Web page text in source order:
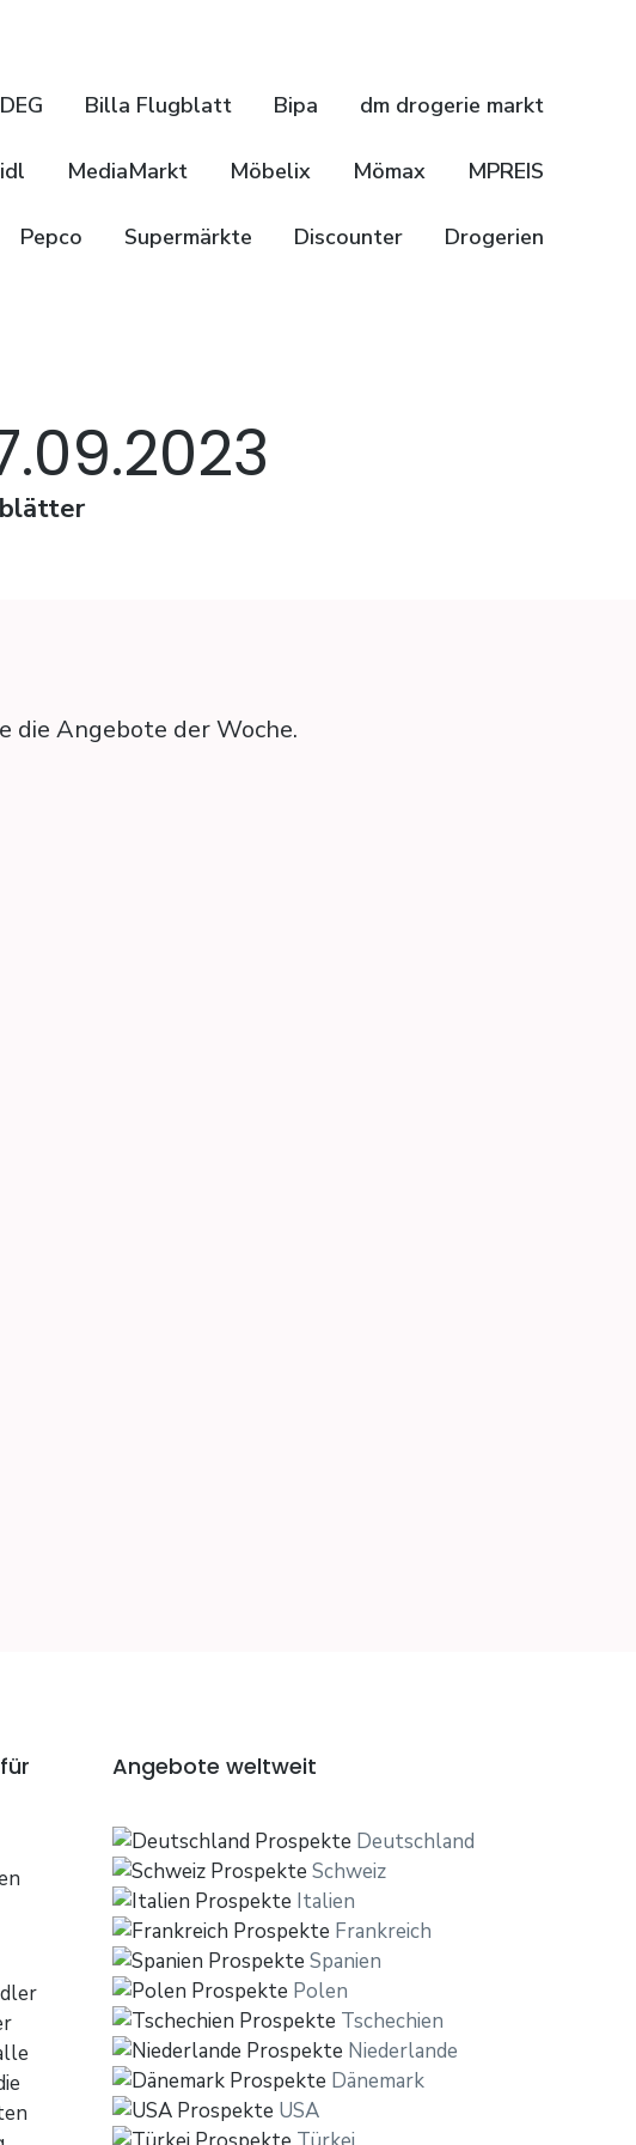
Billa Flugblatt Bipa dm drogerie markt
MediaMarkt Möbelix Mömax MPREIS
Pepco Supermärkte Discounter Drogerien
die Angebote der Woche.
Angebote weltweit
Deutschland
Schweiz
Italien
Frankreich
Spanien
Polen
Tschechien
Niederlande
Dänemark
USA